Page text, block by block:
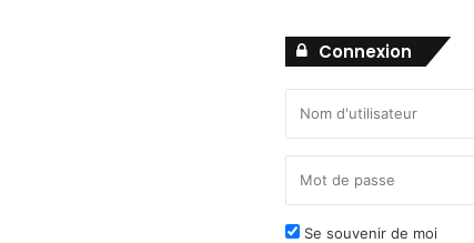
Connexion
Se souvenir de moi